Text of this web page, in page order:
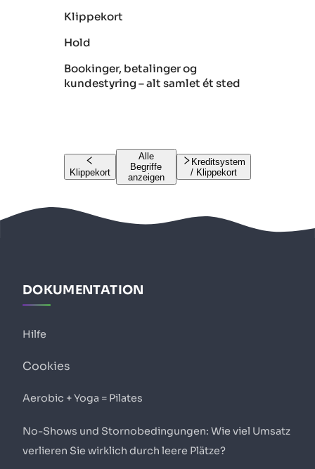
Klippekort
Hold
Bookinger, betalinger og
kundestyring – alt samlet ét sted
Klippekort
Alle
Begriffe
anzeigen
Kreditsystem
/ Klippekort
DOKUMENTATION
Hilfe
Cookies
Aerobic + Yoga = Pilates
No-Shows und Stornobedingungen: Wie viel Umsatz
verlieren Sie wirklich durch leere Plätze?